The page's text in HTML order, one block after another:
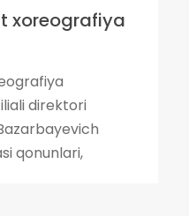
xoreografiya
direktori
qonunlari,